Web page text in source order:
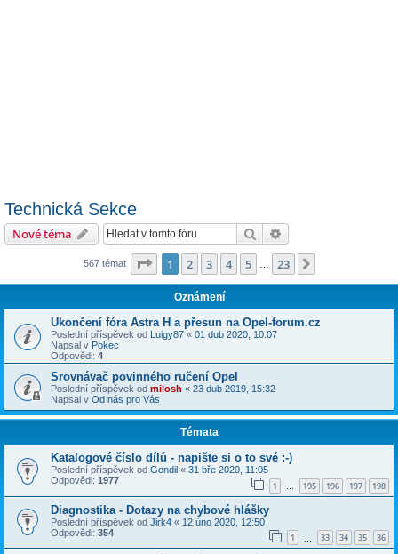
Technická Sekce
Nové téma Hledat
567 témat Stránka z 23
1 2 3 4 5 23
Oznámení
Ukončení fóra Astra H a přesun na Opel-forum.cz
Poslední příspěvek od Luigy87 « 01 dub 2020, 10:07
Napsal v Pokec
Odpovědi: 4
Srovnávač povinného ručení Opel
Poslední příspěvek od milosh « 23 dub 2019, 15:32
Napsal v Od nás pro Vás
Témata
Katalogové číslo dílů - napište si o to své :-)
Poslední příspěvek od Gondil « 31 bře 2020, 11:05
Odpovědi: 1977 1 … 195 196 197 198
Diagnostika - Dotazy na chybové hlášky
Poslední příspěvek od Jirk4 « 12 úno 2020, 12:50
Odpovědi: 354 1 33 34 35 36